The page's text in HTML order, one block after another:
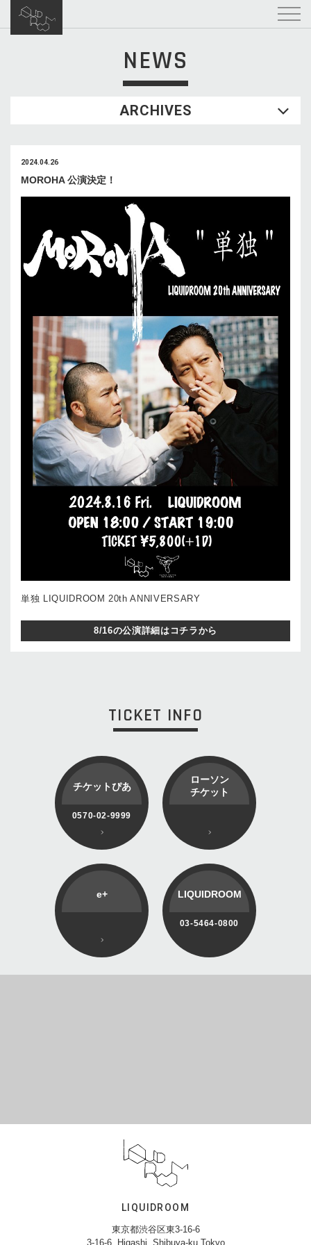
NEWS
ARCHIVES
2024.04.26
MOROHA 公演決定！
単独 LIQUIDROOM 20th ANNIVERSARY
8/16の公演詳細はコチラから
TICKET INFO
チケットぴあ
0570-02-9999
ローソン
チケット
e+ LIQUIDROOM
03-5464-0800
LIQUIDROOM
東京都渋谷区東3-16-6
3-16-6, Higashi, Shibuya-ku,Tokyo